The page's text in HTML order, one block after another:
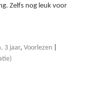
Zelfs nog leuk voor
3 jaar, Voorlezen